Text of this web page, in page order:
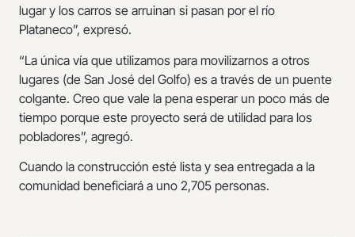
lugar y los carros se arruinan si pasan por el río
Plataneco”, expresó.
“La única vía que utilizamos para movilizarnos a otros
lugares (de San José del Golfo) es a través de un puente
colgante. Creo que vale la pena esperar un poco más de
tiempo porque este proyecto será de utilidad para los
pobladores”, agregó.
Cuando la construcción esté lista y sea entregada a la
comunidad beneficiará a uno 2,705 personas.